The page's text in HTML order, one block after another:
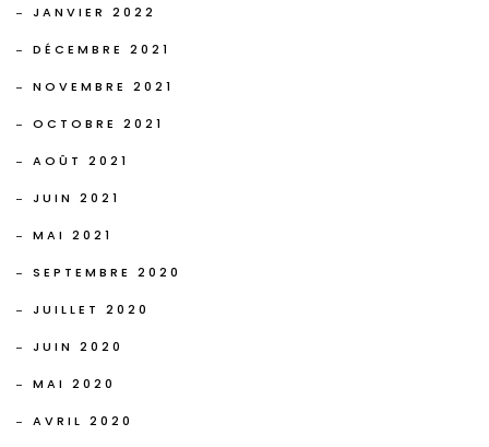
JANVIER 2022
DÉCEMBRE 2021
NOVEMBRE 2021
OCTOBRE 2021
AOÛT 2021
JUIN 2021
MAI 2021
SEPTEMBRE 2020
JUILLET 2020
JUIN 2020
MAI 2020
AVRIL 2020